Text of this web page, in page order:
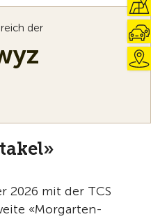
der
2026 mit der TCS
«Morgarten-